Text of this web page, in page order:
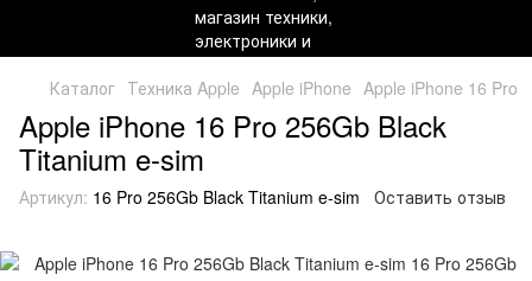
Каталог Техника Apple Apple iPhone Apple iPhone 16 Pro
Apple iPhone 16 Pro 256Gb Black
Titanium e-sim
Артикул: 16 Pro 256Gb Black Titanium e-sim Оставить отзыв